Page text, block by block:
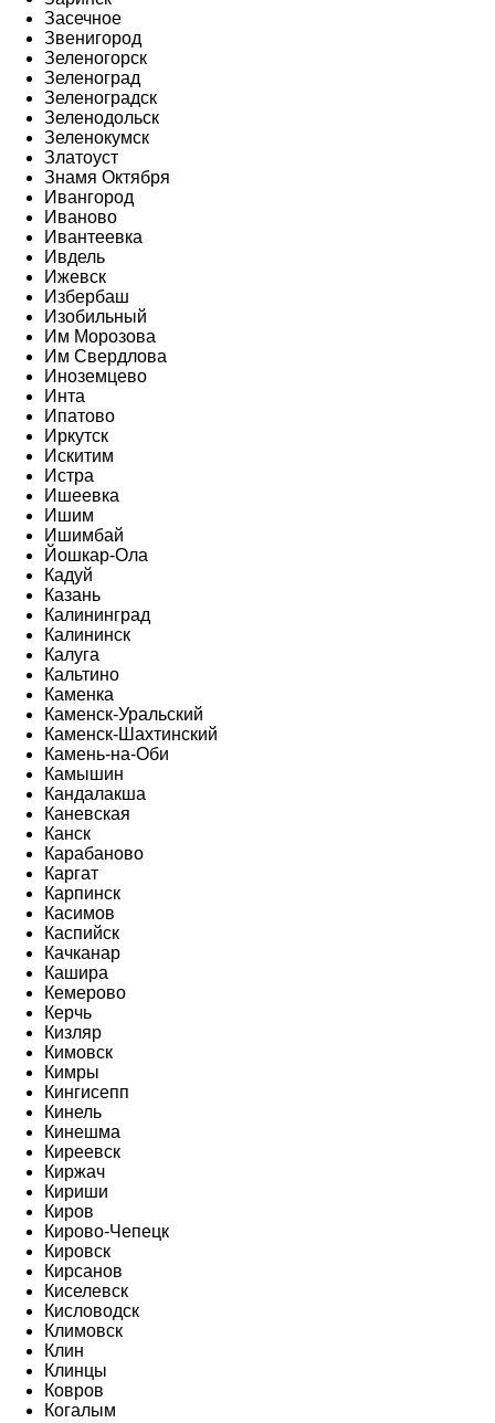
Засечное
Звенигород
Зеленогорск
Зеленоград
Зеленоградск
Зеленодольск
Зеленокумск
Златоуст
Знамя Октября
Ивангород
Иваново
Ивантеевка
Ивдель
Ижевск
Избербаш
Изобильный
Им Морозова
Им Свердлова
Иноземцево
Инта
Ипатово
Иркутск
Искитим
Истра
Ишеевка
Ишим
Ишимбай
Йошкар-Ола
Кадуй
Казань
Калининград
Калининск
Калуга
Кальтино
Каменка
Каменск-Уральский
Каменск-Шахтинский
Камень-на-Оби
Камышин
Кандалакша
Каневская
Канск
Карабаново
Каргат
Карпинск
Касимов
Каспийск
Качканар
Кашира
Кемерово
Керчь
Кизляр
Кимовск
Кимры
Кингисепп
Кинель
Кинешма
Киреевск
Киржач
Кириши
Киров
Кирово-Чепецк
Кировск
Кирсанов
Киселевск
Кисловодск
Климовск
Клин
Клинцы
Ковров
Когалым